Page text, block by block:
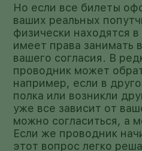
Но если все билеты
ваших реальных
физически находятся
имеет права занимать
вашего согласия. В
проводник может
например, если в
полка или возникли
уже все зависит от
можно согласиться, а
Если же проводник
этот вопрос легко